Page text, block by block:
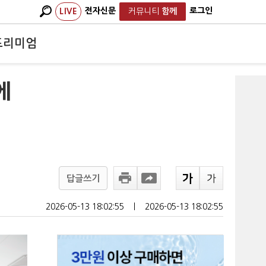
LIVE 전자신문 커뮤니티 함께 로그인
리미엄
답글쓰기
2026-05-13 18:02:55 2026-05-13 18:02:55